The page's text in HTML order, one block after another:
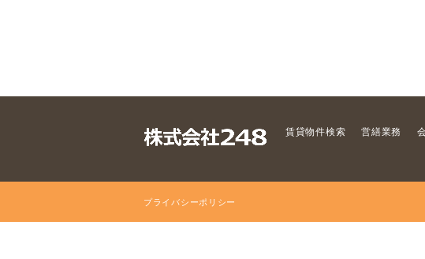
賃貸物件検索 営繕業務
プライバシーポリシー